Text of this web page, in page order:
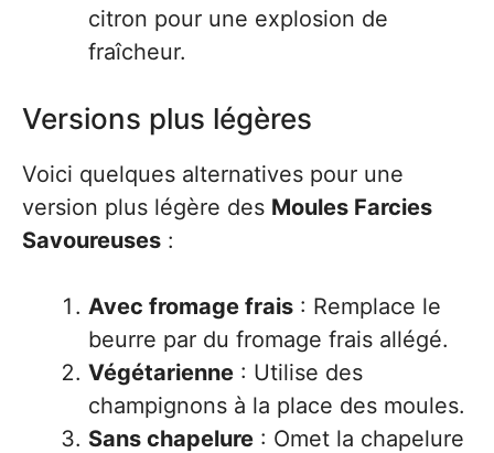
citron pour une explosion de
fraîcheur.
Versions plus légères
Voici quelques alternatives pour une
version plus légère des Moules Farcies
Savoureuses :
Avec fromage frais : Remplace le
beurre par du fromage frais allégé.
Végétarienne : Utilise des
champignons à la place des moules.
Sans chapelure : Omet la chapelure